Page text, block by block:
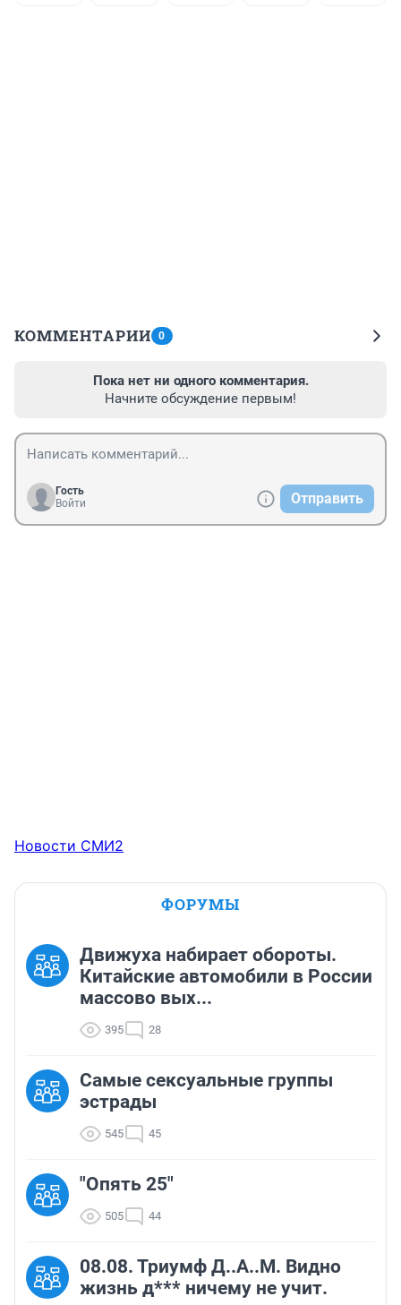
КОММЕНТАРИИ 0
Пока нет ни одного комментария.
Начните обсуждение первым!
Гость
Войти
Отправить
Новости СМИ2
ФОРУМЫ
Движуха набирает обороты.
Китайские автомобили в России
массово вых...
395 28
Самые сексуальные группы
эстрады
545 45
"Опять 25"
505 44
08.08. Триумф Д..А..М. Видно
жизнь д*** ничему не учит.